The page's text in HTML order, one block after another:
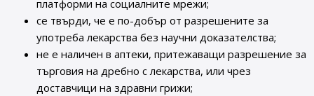
платформи на социалните мрежи;
се твърди, че е по-добър от разрешените за
употреба лекарства без научни доказателства;
не е наличен в аптеки, притежаващи разрешение за
търговия на дребно с лекарства, или чрез
доставчици на здравни грижи;